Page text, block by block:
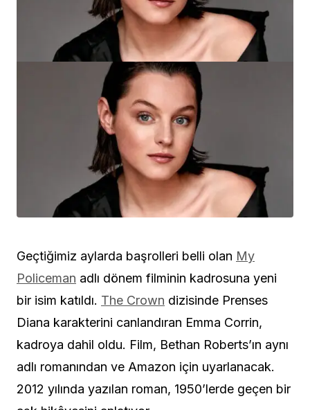
Geçtiğimiz aylarda başrolleri belli olan My
Policeman adlı dönem filminin kadrosuna yeni
bir isim katıldı. The Crown dizisinde Prenses
Diana karakterini canlandıran Emma Corrin,
kadroya dahil oldu. Film, Bethan Roberts’ın aynı
adlı romanından ve Amazon için uyarlanacak.
2012 yılında yazılan roman, 1950’lerde geçen bir